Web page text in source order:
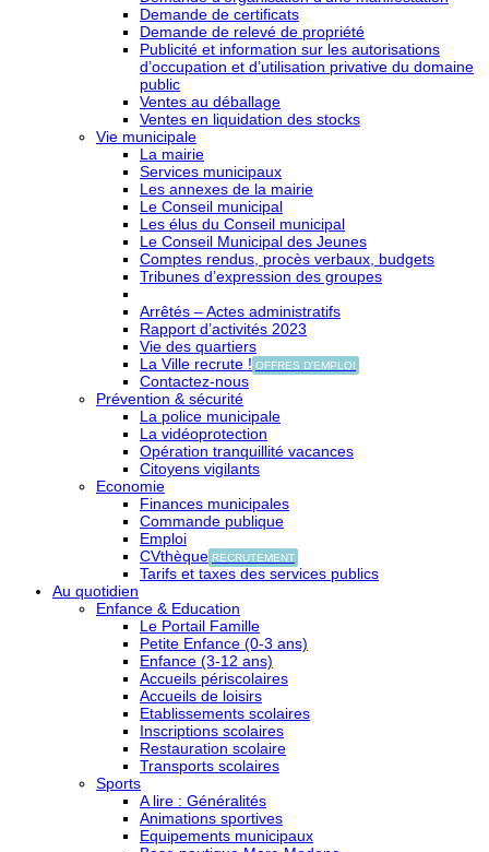
Demande de certificats
Demande de relevé de propriété
Publicité et information sur les autorisations
d’occupation et d’utilisation privative du domaine
public
Ventes au déballage
Ventes en liquidation des stocks
Vie municipale
La mairie
Services municipaux
Les annexes de la mairie
Le Conseil municipal
Les élus du Conseil municipal
Le Conseil Municipal des Jeunes
Comptes rendus, procès verbaux, budgets
Tribunes d’expression des groupes
Arrêtés – Actes administratifs
Rapport d’activités 2023
Vie des quartiers
La Ville recrute ! OFFRES D'EMPLOI
Contactez-nous
Prévention & sécurité
La police municipale
La vidéoprotection
Opération tranquillité vacances
Citoyens vigilants
Economie
Finances municipales
Commande publique
Emploi
CVthèque RECRUTEMENT
Tarifs et taxes des services publics
Au quotidien
Enfance & Education
Le Portail Famille
Petite Enfance (0-3 ans)
Enfance (3-12 ans)
Accueils périscolaires
Accueils de loisirs
Etablissements scolaires
Inscriptions scolaires
Restauration scolaire
Transports scolaires
Sports
A lire : Généralités
Animations sportives
Equipements municipaux